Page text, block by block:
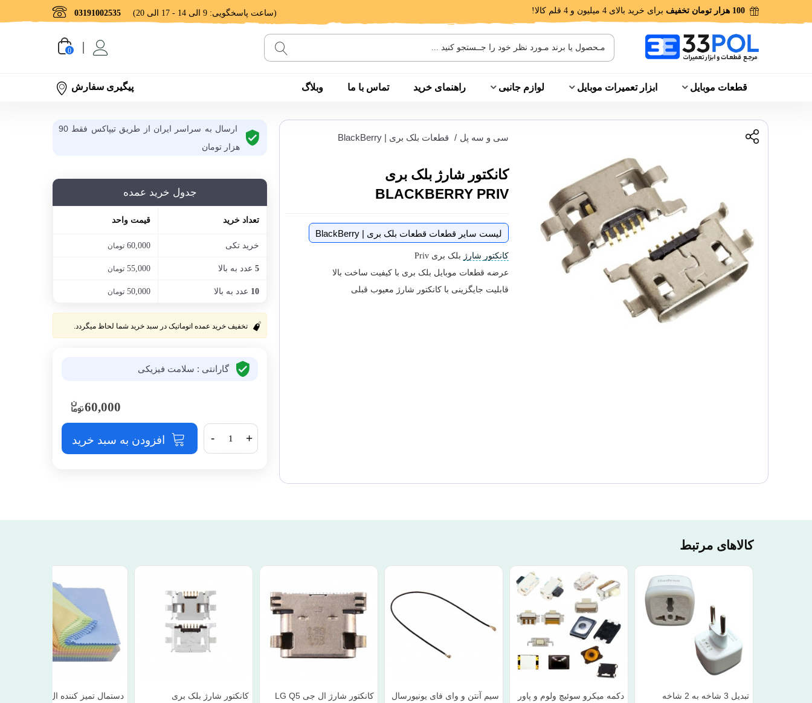
100 هزار تومان تخفیف برای خرید بالای 4 میلیون و 4 قلم کالا! 03191002535 (ساعت پاسخگویی: 9 الی 14 - 17 الی 20)
0
قطعات موبایل ابزار تعمیرات موبایل لوازم جانبی راهنمای خرید تماس با ما وبلاگ پیگیری سفارش
سی و سه پل / قطعات بلک بری | BlackBerry
کانکتور شارژ بلک بری
BLACKBERRY PRIV
لیست سایر قطعات قطعات بلک بری | BlackBerry
کانکتور شارژ بلک بری Priv
عرضه قطعات موبایل بلک بری با کیفیت ساخت بالا
قابلیت جایگزینی با کانکتور شارژ معیوب قبلی
ارسال به سراسر ایران از طریق تیپاکس فقط 90
هزار تومان
جدول خرید عمده
تعداد خرید قیمت واحد
خرید تکی 60,000 تومان
5عدد به بالا 55,000 تومان
10 عدد به بالا 50,000 تومان
تخفیف خرید عمده اتوماتیک در سبد خرید شما لحاظ میگردد.
گارانتی : سلامت فیزیکی
60,000
- + افزودن به سبد خرید
کالاهای مرتبط
تبدیل 3 شاخه به 2 شاخه
دکمه میکرو سوئیچ ولوم و پاور
سیم آنتن و وای فای یونیورسال کانکتور شارژ ال جی LG Q5
کانکتور شارژ بلک بری
دستمال تمیز کننده ال سی دی